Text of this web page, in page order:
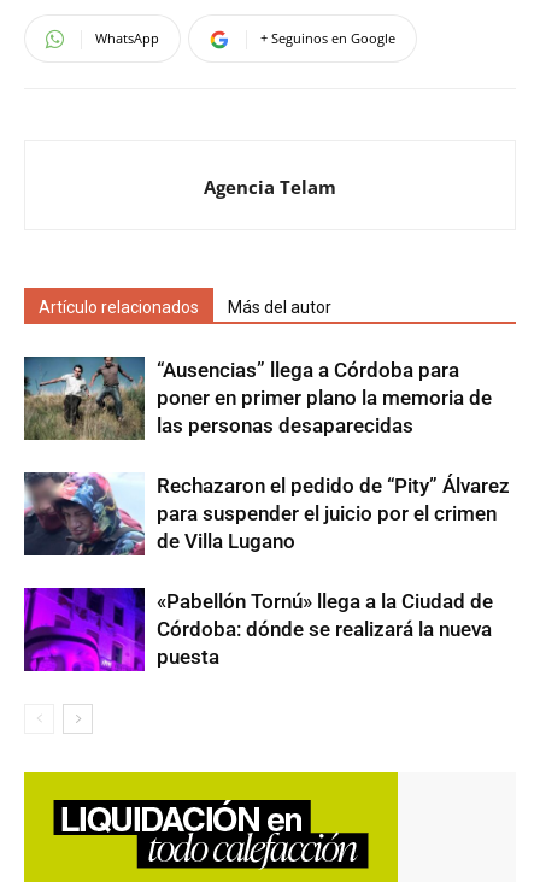
WhatsApp + Seguinos en Google
Agencia Telam
Artículo relacionados Más del autor
“Ausencias” llega a Córdoba para
poner en primer plano la memoria de
las personas desaparecidas
Rechazaron el pedido de “Pity” Álvarez
para suspender el juicio por el crimen
de Villa Lugano
«Pabellón Tornú» llega a la Ciudad de
Córdoba: dónde se realizará la nueva
puesta